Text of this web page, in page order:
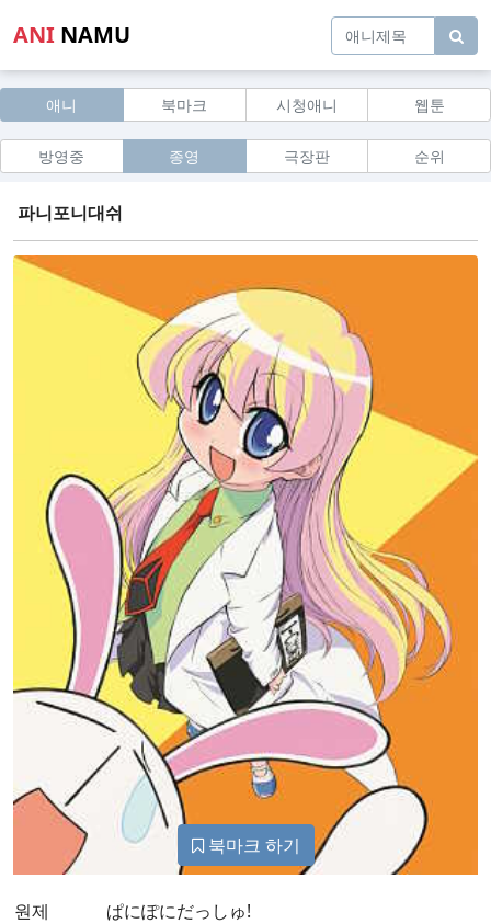
ANI NAMU
애니 북마크 시청애니 웹툰
방영중 종영 극장판 순위
파니포니대쉬
북마크 하기
원제
ぱにぽにだっしゅ!